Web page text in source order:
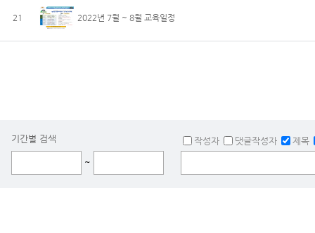
21 2022년 7월 ~ 8월 교육일정
기간별 검색
~
작성자 댓글작성자 제목